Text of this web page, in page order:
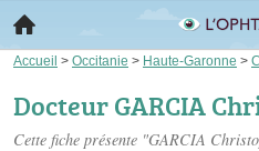
Accueil > Occitanie > Haute-Garonne >
Docteur GARCIA
Cette fiche présente "GARCIA